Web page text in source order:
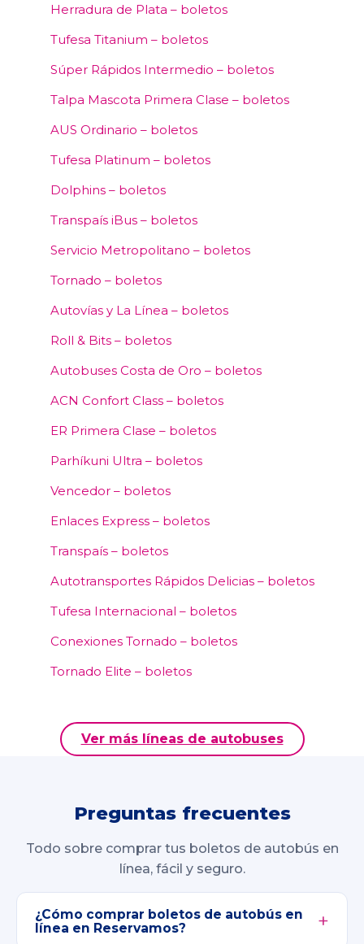
Herradura de Plata – boletos
Tufesa Titanium – boletos
Súper Rápidos Intermedio – boletos
Talpa Mascota Primera Clase – boletos
AUS Ordinario – boletos
Tufesa Platinum – boletos
Dolphins – boletos
Transpaís iBus – boletos
Servicio Metropolitano – boletos
Tornado – boletos
Autovías y La Línea – boletos
Roll & Bits – boletos
Autobuses Costa de Oro – boletos
ACN Confort Class – boletos
ER Primera Clase – boletos
Parhíkuni Ultra – boletos
Vencedor – boletos
Enlaces Express – boletos
Transpaís – boletos
Autotransportes Rápidos Delicias – boletos
Tufesa Internacional – boletos
Conexiones Tornado – boletos
Tornado Elite – boletos
Ver más líneas de autobuses
Preguntas frecuentes
Todo sobre comprar tus boletos de autobús en
línea, fácil y seguro.
¿Cómo comprar boletos de autobús en
línea en Reservamos?